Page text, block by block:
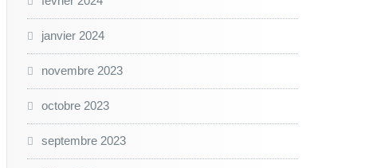
janvier 2024
novembre 2023
octobre 2023
septembre 2023